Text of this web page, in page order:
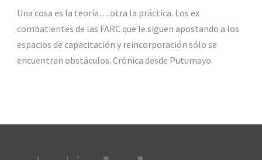
Una cosa es la teoría… otra la práctica. Los ex
combatientes de las FARC que le siguen apostando a los
espacios de capacitación y reincorporación sólo se
encuentran obstáculos. Crónica desde Putumayo.